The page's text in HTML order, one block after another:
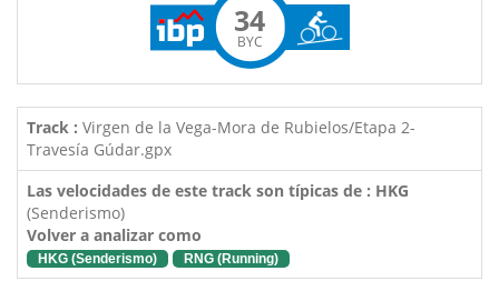
34
BYC
Track : Virgen de la Vega-Mora de Rubielos/Etapa 2-
Travesía Gúdar.gpx
Las velocidades de este track son típicas de : HKG
(Senderismo)
Volver a analizar como
HKG (Senderismo) RNG (Running)